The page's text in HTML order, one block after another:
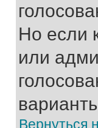
Но если
или
Вернуться